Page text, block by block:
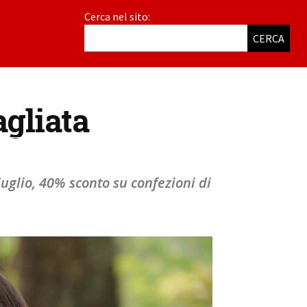
Cerca nel sito:
CERCA
40% sconto su confezioni di